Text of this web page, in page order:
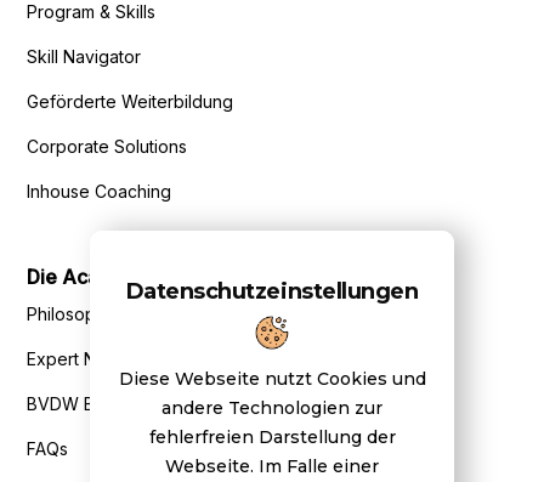
Program & Skills
Skill Navigator
Geförderte Weiterbildung
Corporate Solutions
Inhouse Coaching
Die Academy
Philosophie
Expert Network
BVDW Benefits
FAQs
Datenschutzeinstellungen
Diese Webseite nutzt Cookies und
andere Technologien zur
fehlerfreien Darstellung der
Webseite. Im Falle einer